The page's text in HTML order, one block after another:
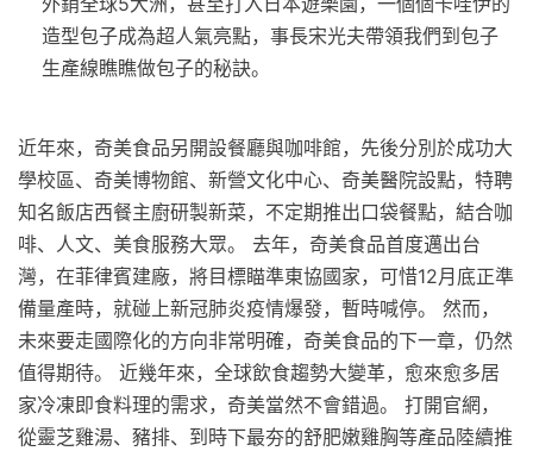
造型包子成為超人氣亮點，事長宋光夫帶領我們到包子
生產線瞧瞧做包子的秘訣。
近年來，奇美食品另開設餐廳與咖啡館，先後分別於成功大
學校區、奇美博物館、新營文化中心、奇美醫院設點，特聘
知名飯店西餐主廚研製新菜，不定期推出口袋餐點，結合咖
啡、人文、美食服務大眾。 去年，奇美食品首度邁出台
灣，在菲律賓建廠，將目標瞄準東協國家，可惜12月底正準
備量產時，就碰上新冠肺炎疫情爆發，暫時喊停。 然而，
未來要走國際化的方向非常明確，奇美食品的下一章，仍然
值得期待。 近幾年來，全球飲食趨勢大變革，愈來愈多居
家冷凍即食料理的需求，奇美當然不會錯過。 打開官網，
從靈芝雞湯、豬排、到時下最夯的舒肥嫩雞胸等產品陸續推